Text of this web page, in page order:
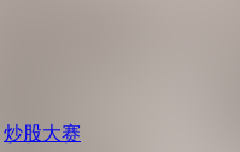
炒股大赛